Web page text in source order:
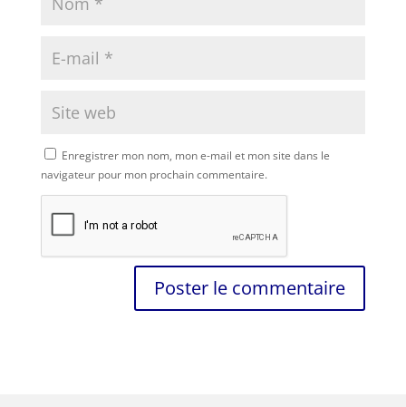
Enregistrer mon nom, mon e-mail et mon site dans le
navigateur pour mon prochain commentaire.